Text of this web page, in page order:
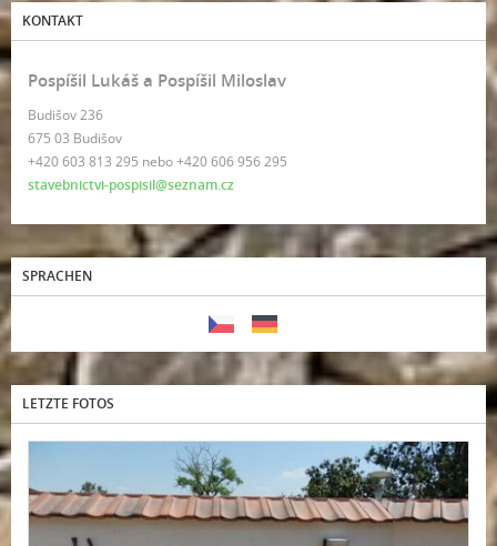
KONTAKT
Pospíšil Lukáš a Pospíšil Miloslav
Budišov 236
675 03 Budišov
+420 603 813 295 nebo +420 606 956 295
stavebnictvi-pospisil@seznam.cz
SPRACHEN
LETZTE FOTOS